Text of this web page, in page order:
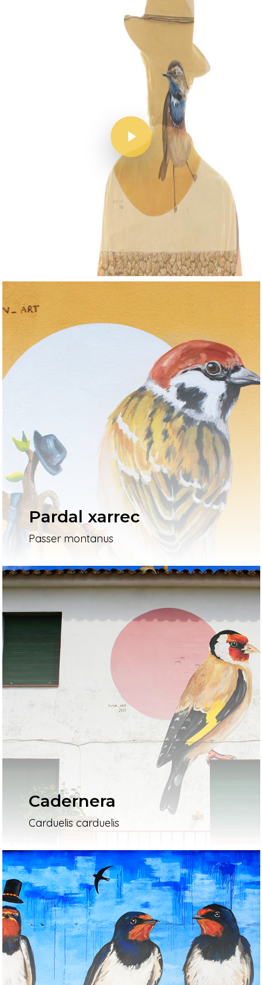
Pardal xarrec
Passer montanus
Cadernera
Carduelis carduelis
Inici
Mapa
Murals
El Projecte